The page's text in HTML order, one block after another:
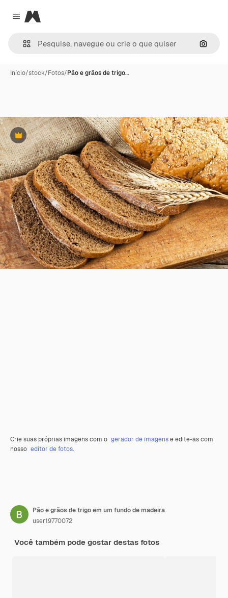
Close menu
Magnific
Início/stock/Fotos/Pão e grãos de trigo…
Premium
Crie suas próprias imagens com o gerador de imagense edite-as com
nosso editor de fotos.
Pão e grãos de trigo em um fundo de madeira
user19770072
Você também pode gostar destas fotos